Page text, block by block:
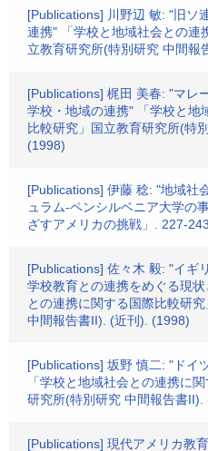
[Publications] 川野辺 敏: "旧ソ
連携" 「学校と地域社会との連
立教育研究所(特別研究 中間報
[Publications] 梶田 美春: "マレ
学校・地域の連携" 「学校と地
比較研究」国立教育研究所(特
(1998)
[Publications] 伊藤 稔: "地域社
ュラム-ペンシルベニア大学の
ざすアメリカの挑戦」. 227-
[Publications] 佐々木 毅: "イギ
学校教育との連携をめぐる現
との連携に関する国際比較研
中間報告書II). (近刊). (1998)
[Publications] 坂野 慎二: "ドイ
「学校と地域社会との連携に
研究所(特別研究 中間報告書
[Publications] 現代アメリカ教